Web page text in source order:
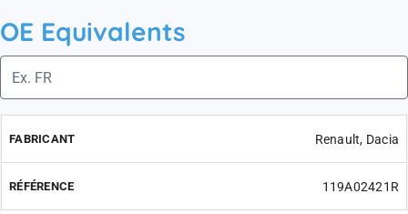
OE Equivalents
Renault, Dacia
119A02421R